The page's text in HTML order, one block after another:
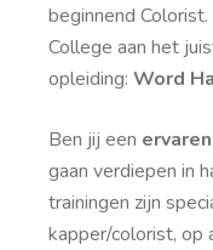
beginnend
College aan het
opleiding: Word
Ben jij een
gaan verdiepen in
trainingen zijn
kapper/colorist,